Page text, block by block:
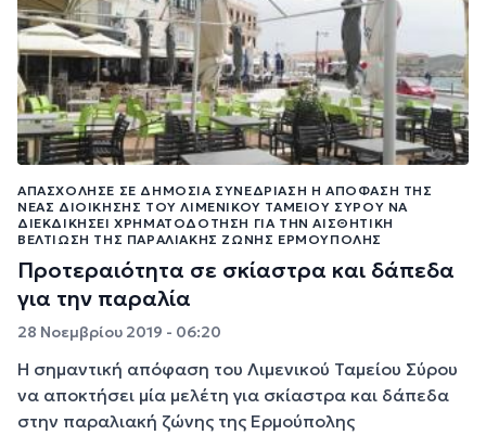
ΑΠΑΣΧΌΛΗΣΕ ΣΕ ΔΗΜΌΣΙΑ ΣΥΝΕΔΡΊΑΣΗ Η ΑΠΌΦΑΣΗ ΤΗΣ
ΝΈΑΣ ΔΙΟΊΚΗΣΗΣ ΤΟΥ ΛΙΜΕΝΙΚΟΎ ΤΑΜΕΊΟΥ ΣΎΡΟΥ ΝΑ
ΔΙΕΚΔΙΚΉΣΕΙ ΧΡΗΜΑΤΟΔΌΤΗΣΗ ΓΙΑ ΤΗΝ ΑΙΣΘΗΤΙΚΉ
ΒΕΛΤΊΩΣΗ ΤΗΣ ΠΑΡΑΛΙΑΚΉΣ ΖΏΝΗΣ ΕΡΜΟΎΠΟΛΗΣ
Προτεραιότητα σε σκίαστρα και δάπεδα
για την παραλία
28 Νοεμβρίου 2019 - 06:20
Η σημαντική απόφαση του Λιμενικού Ταμείου Σύρου
να αποκτήσει μία μελέτη για σκίαστρα και δάπεδα
στην παραλιακή ζώνης της Ερμούπολης